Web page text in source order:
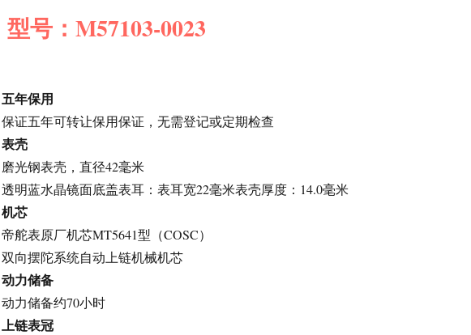
型号：M57103-0023
五年保用
保证五年可转让保用保证，无需登记或定期检查
表壳
磨光钢表壳，直径42毫米
透明蓝水晶镜面底盖表耳：表耳宽22毫米表壳厚度：14.0毫米
机芯
帝舵表原厂机芯MT5641型（COSC）
双向摆陀系统自动上链机械机芯
动力储备
动力储备约70小时
上链表冠